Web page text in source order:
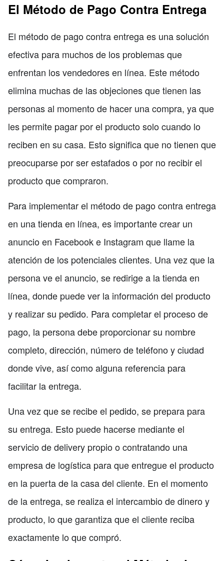
El Método de Pago Contra Entrega
El método de pago contra entrega es una solución
efectiva para muchos de los problemas que
enfrentan los vendedores en línea. Este método
elimina muchas de las objeciones que tienen las
personas al momento de hacer una compra, ya que
les permite pagar por el producto solo cuando lo
reciben en su casa. Esto significa que no tienen que
preocuparse por ser estafados o por no recibir el
producto que compraron.
Para implementar el método de pago contra entrega
en una tienda en línea, es importante crear un
anuncio en Facebook e Instagram que llame la
atención de los potenciales clientes. Una vez que la
persona ve el anuncio, se redirige a la tienda en
línea, donde puede ver la información del producto
y realizar su pedido. Para completar el proceso de
pago, la persona debe proporcionar su nombre
completo, dirección, número de teléfono y ciudad
donde vive, así como alguna referencia para
facilitar la entrega.
Una vez que se recibe el pedido, se prepara para
su entrega. Esto puede hacerse mediante el
servicio de delivery propio o contratando una
empresa de logística para que entregue el producto
en la puerta de la casa del cliente. En el momento
de la entrega, se realiza el intercambio de dinero y
producto, lo que garantiza que el cliente reciba
exactamente lo que compró.